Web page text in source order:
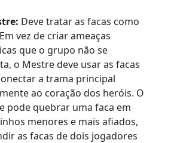
Deve tratar as facas como
vez de criar ameaças
que o grupo não se
o Mestre deve usar as facas
a trama principal
ao coração dos heróis. O
pode quebrar uma faca em
menores e mais afiados,
as facas de dois jogadores